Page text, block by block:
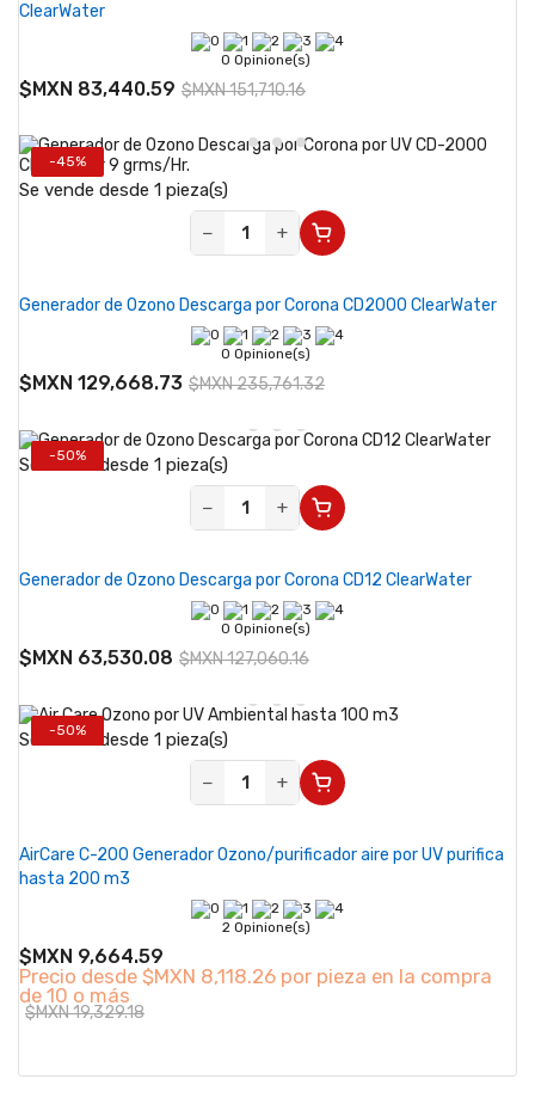
ClearWater
0 Opinione(s)
$MXN 83,440.59 $MXN 151,710.16
-45%
Se vende desde 1 pieza(s)
−
+
Generador de Ozono Descarga por Corona CD2000 ClearWater
0 Opinione(s)
$MXN 129,668.73 $MXN 235,761.32
-50%
Se vende desde 1 pieza(s)
−
+
Generador de Ozono Descarga por Corona CD12 ClearWater
0 Opinione(s)
$MXN 63,530.08 $MXN 127,060.16
-50%
Se vende desde 1 pieza(s)
−
+
AirCare C-200 Generador Ozono/purificador aire por UV purifica
hasta 200 m3
2 Opinione(s)
$MXN 9,664.59
Precio desde $MXN 8,118.26 por pieza en la compra
de 10 o más
$MXN 19,329.18